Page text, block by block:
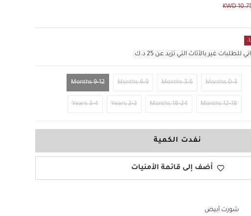
KWD
غير بالأثاث التي تزيد عن 25 د.ك
0-3 Months
3-6 Months
6-9 Months
9-12 Months
12-18 Months
18-24 Months
2-3 Years
3-4 Years
نفدت الكمية
أضف إلى قائمة الأمنيات
شورت أبيض